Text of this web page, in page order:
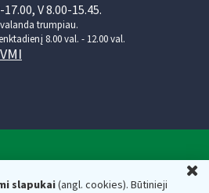
slapukai(angl. cookies). Būtinieji
V 8.00-15.45.
trumpiau.
8.00 val. - 12.00 val.
ministerijos